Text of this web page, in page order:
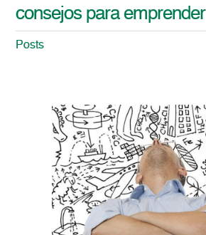
consejos para emprender
Posts